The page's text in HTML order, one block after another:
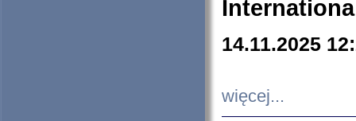
14.11.2025
więcej...